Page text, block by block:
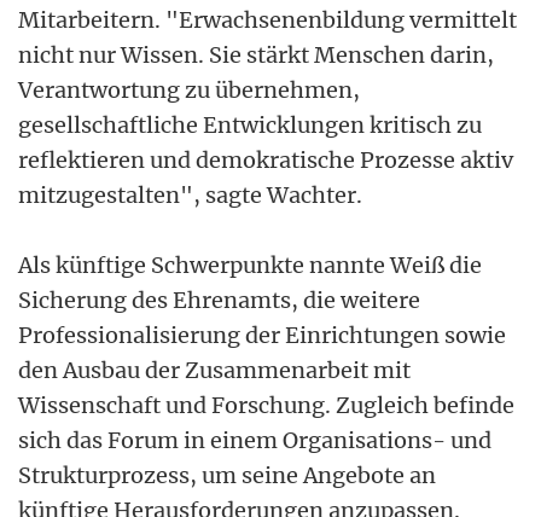
Mitarbeitern. "Erwachsenenbildung vermittelt
nicht nur Wissen. Sie stärkt Menschen darin,
Verantwortung zu übernehmen,
gesellschaftliche Entwicklungen kritisch zu
reflektieren und demokratische Prozesse aktiv
mitzugestalten", sagte Wachter.
Als künftige Schwerpunkte nannte Weiß die
Sicherung des Ehrenamts, die weitere
Professionalisierung der Einrichtungen sowie
den Ausbau der Zusammenarbeit mit
Wissenschaft und Forschung. Zugleich befinde
sich das Forum in einem Organisations- und
Strukturprozess, um seine Angebote an
künftige Herausforderungen anzupassen.